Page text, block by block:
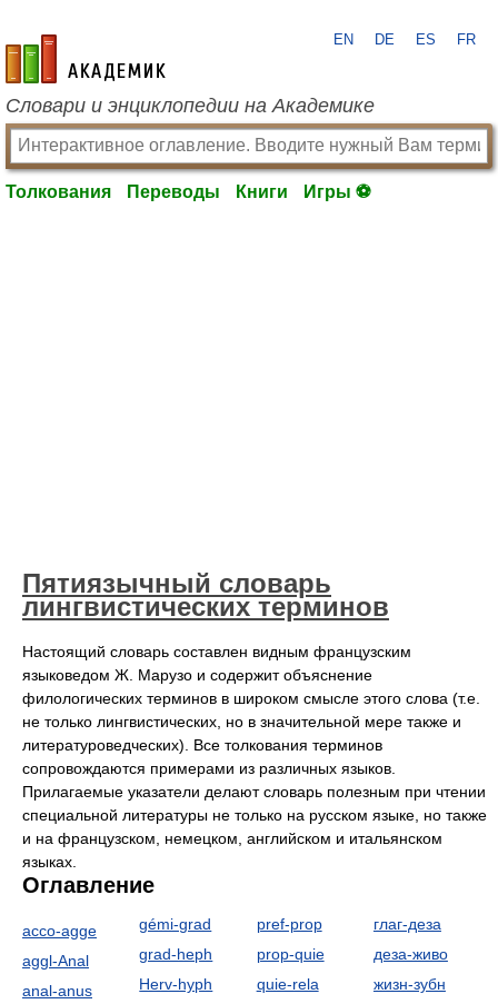
academic.ru
EN DE ES FR
Словари и энциклопедии на Академике
Толкования Переводы Книги Игры ⚽
Пятиязычный словарь
лингвистических терминов
Настоящий словарь составлен видным французским
языковедом Ж. Марузо и содержит объяснение
филологических терминов в широком смысле этого слова (т.е.
не только лингвистических, но в значительной мере также и
литературоведческих). Все толкования терминов
сопровождаются примерами из различных языков.
Прилагаемые указатели делают словарь полезным при чтении
специальной литературы не только на русском языке, но также
и на французском, немецком, английском и итальянском
языках.
Оглавление
acco-agge
aggl-Anal
anal-anus
gémi-grad
grad-heph
Herv-hyph
pref-prop
prop-quie
quie-rela
глаг-деза
деза-живо
жизн-зубн